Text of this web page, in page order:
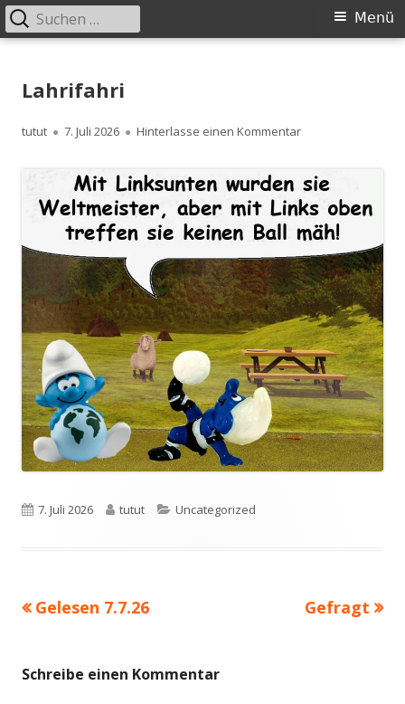
zum
Primäres
Menü
Suchen
nach:
Lahrifahri
Autor
tutut
Veröffentlicht
7. Juli 2026 Hinterlasse einen Kommentarzu Lahrifahri
Veröffentlicht
7. Juli 2026 Autor
tutut Kategorien
Uncategorized
Beitragsnavigation
Vorheriger
Gelesen 7.7.26
Nächster
Gefragt
Schreibe einen Kommentar